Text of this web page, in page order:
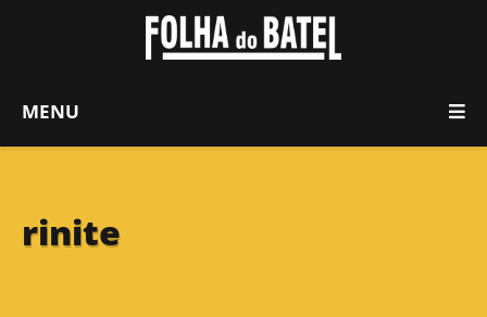
MENU
rinite